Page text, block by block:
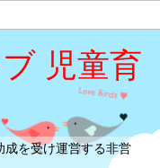
児童育
成を受け運営する非営